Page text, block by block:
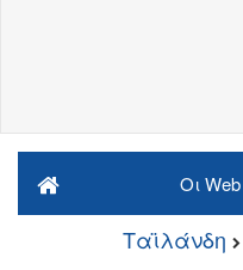
Οι
Ταϊλάνδη